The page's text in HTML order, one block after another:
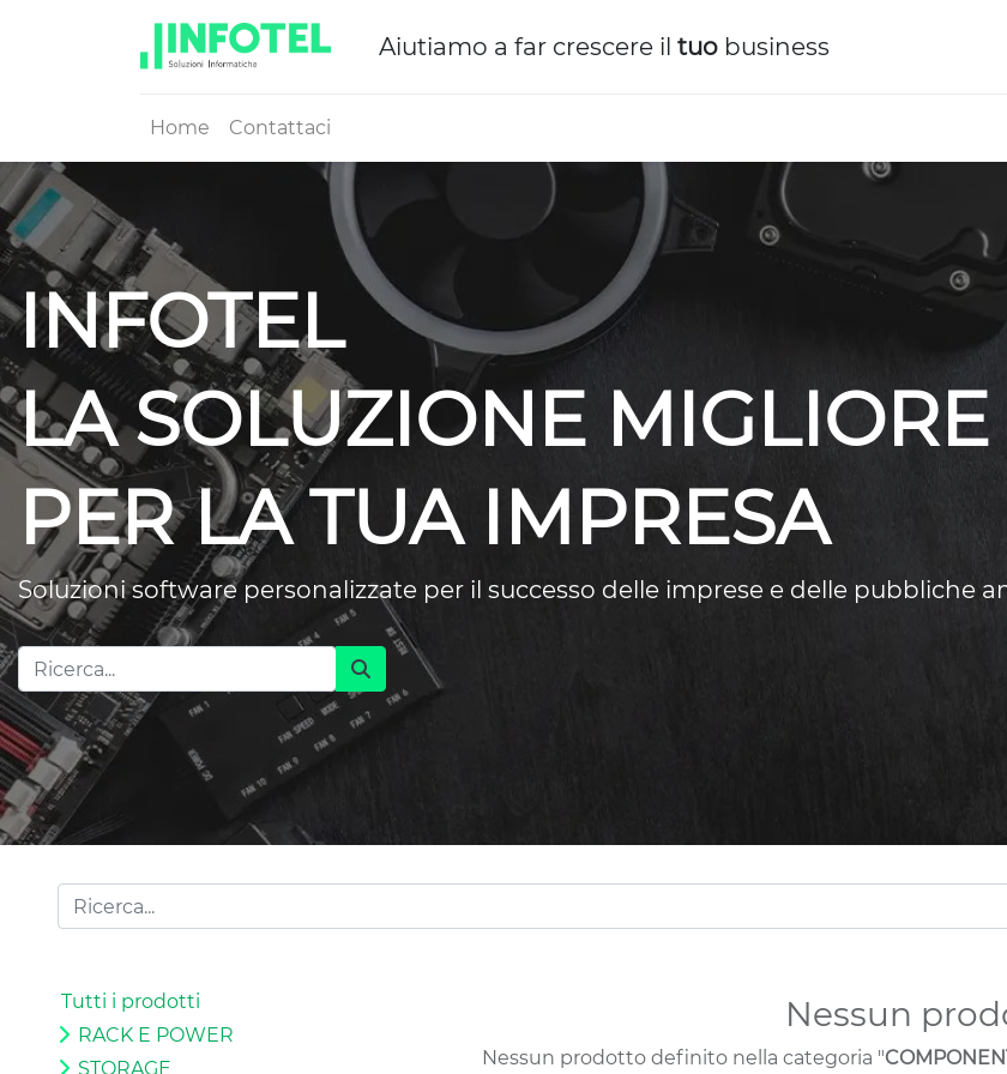
Aiutiamo a far crescere il tuo business
Home Contattaci
INFOTEL
LA SOLUZIONE MIGLIORE
PER LA TUA IMPRESA
Soluzioni software personalizzate per il successo delle imprese e delle pubbliche
Tutti i prodotti
RACK E POWER
STORAGE
Nessun
Nessun prodotto definito nella categoria "